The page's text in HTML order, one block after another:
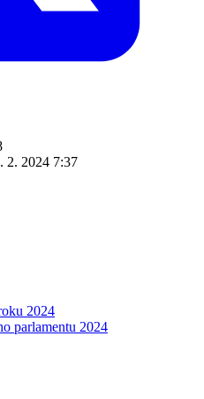
2. 2024 7:37
2024
parlamentu 2024